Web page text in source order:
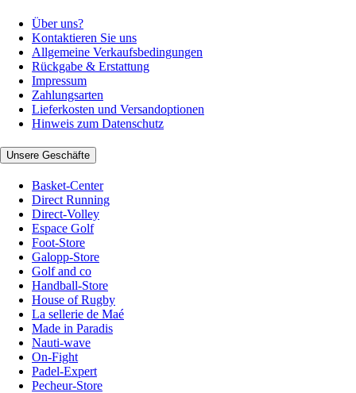
Über uns?
Kontaktieren Sie uns
Allgemeine Verkaufsbedingungen
Rückgabe & Erstattung
Impressum
Zahlungsarten
Lieferkosten und Versandoptionen
Hinweis zum Datenschutz
Unsere Geschäfte
Basket-Center
Direct Running
Direct-Volley
Espace Golf
Foot-Store
Galopp-Store
Golf and co
Handball-Store
House of Rugby
La sellerie de Maé
Made in Paradis
Nauti-wave
On-Fight
Padel-Expert
Pecheur-Store